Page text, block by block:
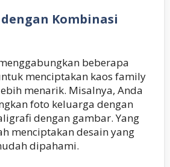
dengan Kombinasi
beberapa
menciptakan kaos family
menarik. Misalnya, Anda
foto keluarga dengan
dengan gambar. Yang
menciptakan desain yang
dipahami.